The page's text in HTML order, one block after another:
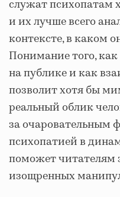
служат психопатам
и их лучше всего
контексте, в каком
Понимание того,
на публике и как
позволит хотя бы
реальный облик
за очаровательным
психопатией в
поможет читателям
изощренных